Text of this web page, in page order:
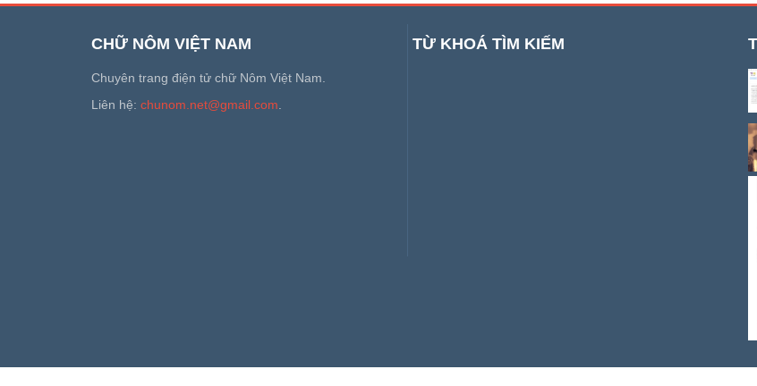
CHỮ NÔM VIỆT NAM
Chuyên trang điện tử chữ Nôm Việt Nam.
Liên hệ: chunom.net@gmail.com
TỪ KHOÁ TÌM KIẾM